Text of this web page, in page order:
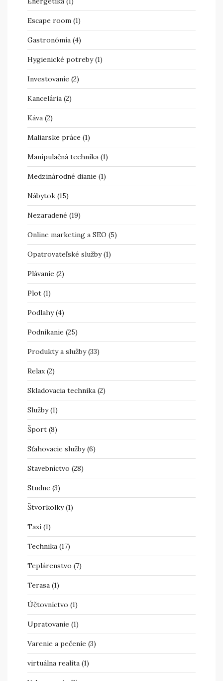
Escape room (1)
Gastronómia (4)
Hygienické potreby(1)
Investovanie (2)
Kancelária (2)
Káva (2)
Maliarske práce (1)
Manipulačná technika (1)
Medzinárodné dianie (1)
Nábytok (15)
Nezaradené (19)
Online marketing a SEO (5)
Opatrovateľské služby(1)
Plávanie (2)
Plot (1)
Podlahy(4)
Podnikanie (25)
Produkty a služby(33)
Relax(2)
Skladovacia technika (2)
Služby(1)
Šport (8)
Sťahovacie služby(6)
Stavebníctvo (28)
Studne (3)
Štvorkolky(1)
Taxi (1)
Technika (17)
Teplárenstvo (7)
Terasa (1)
Účtovníctvo (1)
Upratovanie (1)
Varenie a pečenie (3)
virtuálna realita (1)